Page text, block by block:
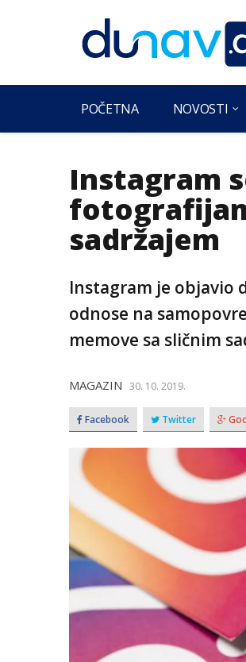
POČETNA NOVOSTI
Instagram
sadržajem
Instagram je objavio
odnose na
memove sa sličnim
MAGAZIN 30. 10. 2019.
Facebook Twitter